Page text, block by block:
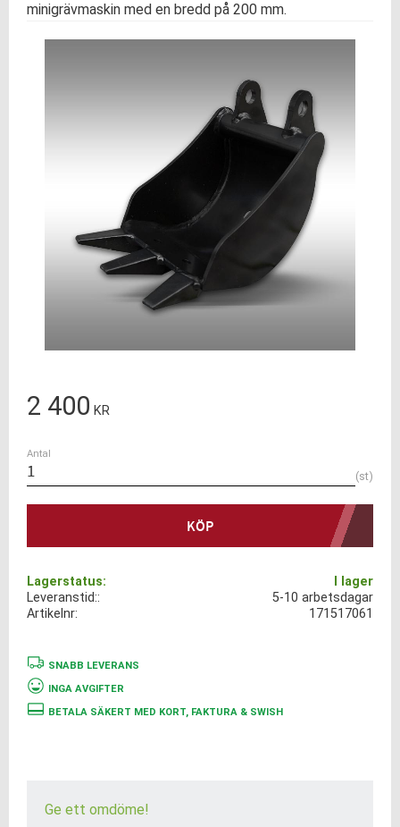
minigrävmaskin med en bredd på 200 mm.
2 400 KR
Antal
st
KÖP
Lagerstatus I lager
Artikelnr 171517061
Leveranstid: 5-10 arbetsdagar
SNABB LEVERANS
INGA AVGIFTER
BETALA SÄKERT MED KORT, FAKTURA & SWISH
Ge ett omdöme!